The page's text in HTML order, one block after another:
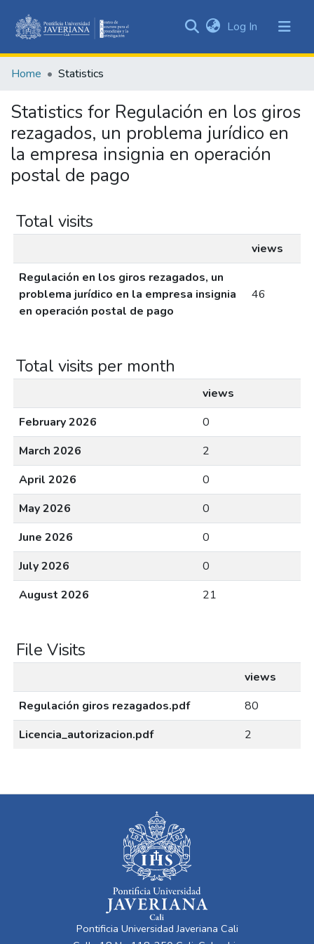
&
All of DSpace
Log In (current)
Home Statistics
Statistics for Regulación en los giros
rezagados, un problema jurídico en
la empresa insignia en operación
postal de pago
Total visits
views
Regulación en los giros rezagados, un
problema jurídico en la empresa insignia
en operación postal de pago
46
Total visits per month
views
February 2026
0
March 2026
2
April 2026
0
May 2026
0
June 2026
0
July 2026
0
August 2026
21
File Visits
views
Regulación giros rezagados.pdf
80
Licencia_autorizacion.pdf
2
Pontificia Universidad Javeriana Cali